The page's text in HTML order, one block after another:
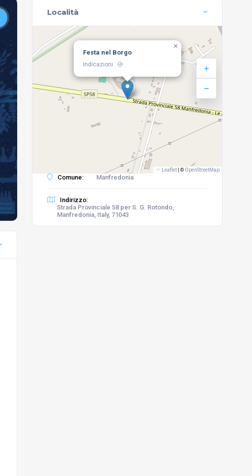
Località
Festa nel Borgo
Indicazioni
×
Leaflet © OpenStreetMap
Comune: Manfredonia
Indirizzo:
Strada Provinciale 58 per S. G. Rotondo,
Manfredonia, Italy, 71043